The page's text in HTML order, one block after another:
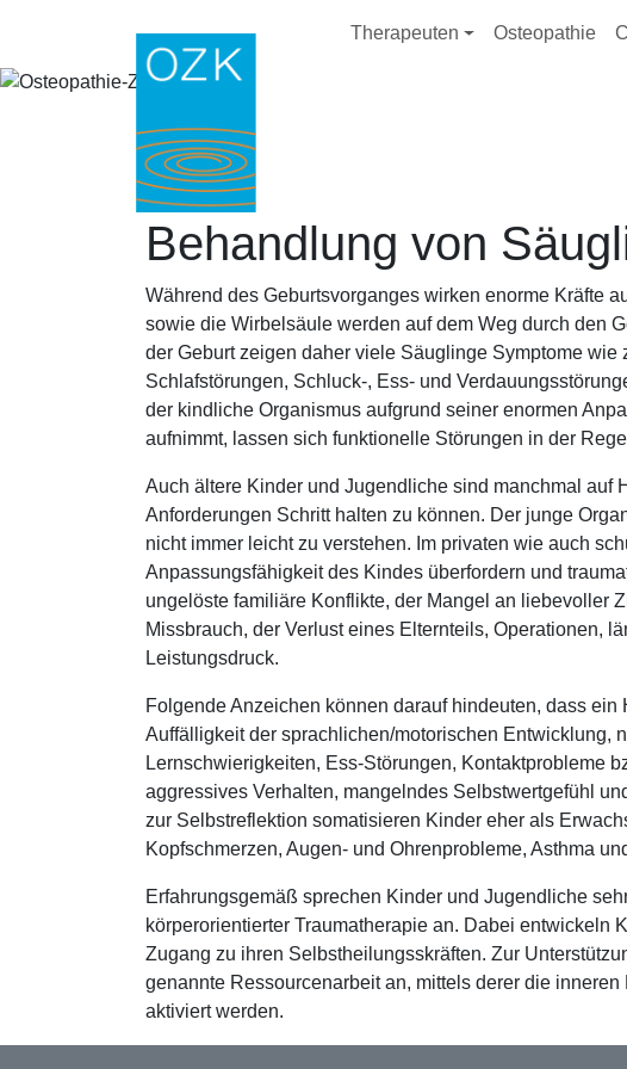
Hauptnavigation
Therapeuten Osteopathie
Behandlung von
Während des Geburtsvorganges wirken enorme Kräfte
sowie die Wirbelsäule werden auf dem Weg durch den
der Geburt zeigen daher viele Säuglinge Symptome
Schlafstörungen, Schluck-, Ess- und
der kindliche Organismus aufgrund seiner enormen
aufnimmt, lassen sich funktionelle Störungen in der
Auch ältere Kinder und Jugendliche sind manchmal auf
Anforderungen Schritt halten zu können. Der junge
nicht immer leicht zu verstehen. Im privaten wie auch
Anpassungsfähigkeit des Kindes überfordern und
ungelöste familiäre Konflikte, der Mangel an liebevoller
Missbrauch, der Verlust eines Elternteils, Operationen,
Leistungsdruck.
Folgende Anzeichen können darauf hindeuten, dass
Auffälligkeit der sprachlichen/motorischen Entwicklung,
Lernschwierigkeiten, Ess-Störungen, Kontaktprobleme
aggressives Verhalten, mangelndes Selbstwertgefühl
zur Selbstreflektion somatisieren Kinder eher als
Kopfschmerzen, Augen- und Ohrenprobleme, Asthma
Erfahrungsgemäß sprechen Kinder und Jugendliche
körperorientierter Traumatherapie an. Dabei entwickeln
Zugang zu ihren Selbstheilungsskräften. Zur
genannte Ressourcenarbeit an, mittels derer die
aktiviert werden.